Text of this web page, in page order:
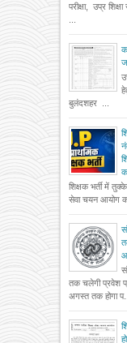
परीक्षा, उप्र
बुलंदशहर ...
शिक्षक भर्ती में
सेवा चयन आयोग
तक चलेगी प्रवेश
अगस्त तक होगा प...